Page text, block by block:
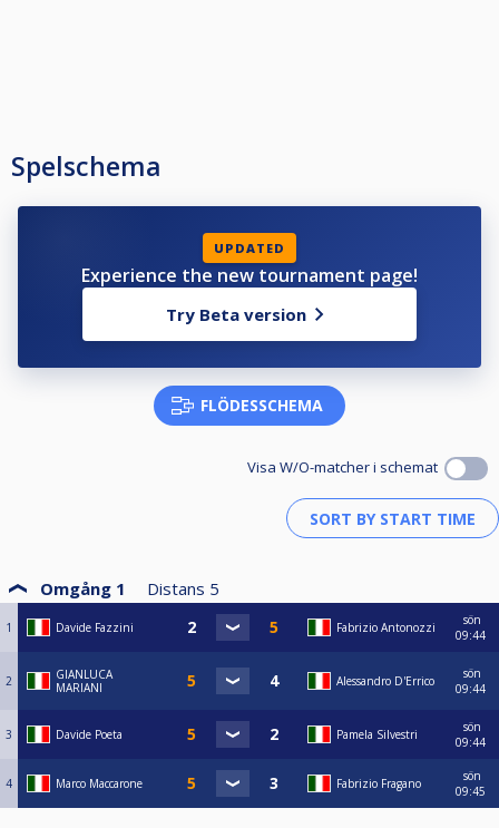
Spelschema
UPDATED
Experience the new tournament page!
Try Beta version
FLÖDESSCHEMA
Visa W/O-matcher i schemat
Omgång 1 Distans 5
1 Davide Fazzini Fabrizio Antonozzi
sön
09:44
2
GIANLUCA
MARIANI
Alessandro D'Errico
sön
09:44
3 Davide Poeta Pamela Silvestri
sön
09:44
4 Marco Maccarone Fabrizio Fragano
sön
09:45